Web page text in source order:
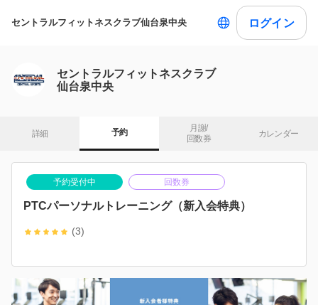
セントラルフィットネスクラブ仙台泉中央 ログイン
セントラルフィットネスクラブ
仙台泉中央
詳細 予約
月謝/
回数券
カレンダー
予約受付中 回数券
PTCパーソナルトレーニング（新入会特典）
(3)